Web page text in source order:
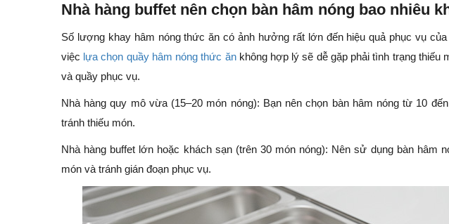
Nhà hàng buffet nên chọn bàn hâm nóng bao nhiêu
Số lượng khay hâm nóng thức ăn có ảnh hưởng rất lớn đến hiệu quả phục vụ
việc lựa chọn quầy hâm nóng thức ănkhông hợp lý sẽ dễ gặp phải tình trạng thiếu
và quầy phục vụ.
Nhà hàng quy mô vừa (15–20 món nóng): Bạn nên chọn bàn hâm nóng từ 10
tránh thiếu món.
Nhà hàng buffet lớn hoặc khách sạn (trên 30 món nóng): Nên sử dụng bàn hâm
món và tránh gián đoạn phục vụ.